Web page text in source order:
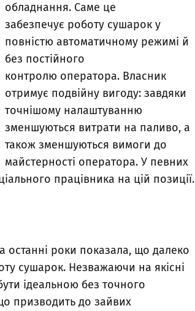
обладнання. Саме це
забезпечує роботу сушарок у
повністю автоматичному режимі й
без постійного
контролю оператора. Власник
отримує подвійну вигоду: завдяки
точнішому налаштуванню
зменшуються витрати на паливо, а
також зменшуються вимоги до
майстерності оператора. У певних
працівника на цій позиції.
останні роки показала, що далеко
сушарок. Незважаючи на якісні
ідеальною без точного
призводить до зайвих